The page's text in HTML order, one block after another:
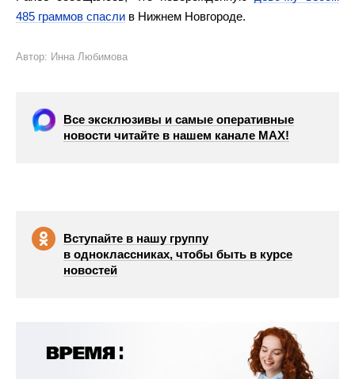
485 граммов спасли в Нижнем Новгороде.
Автор: Инна Любимова
Все эксклюзивы и самые оперативные
новости читайте в нашем канале МАХ!
Вступайте в нашу группу
в одноклассниках, чтобы быть в курсе
новостей